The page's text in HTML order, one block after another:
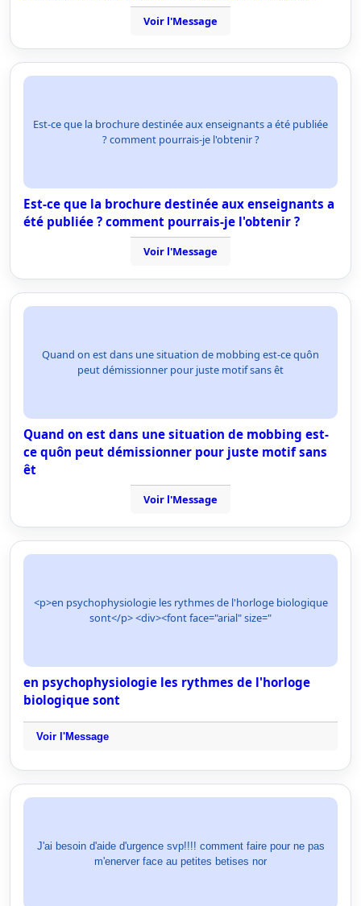
Voir l'Message
Est-ce que la brochure destinée aux enseignants a été publiée
? comment pourrais-je l'obtenir ?
Est-ce que la brochure destinée aux enseignants a
été publiée ? comment pourrais-je l'obtenir ?
Voir l'Message
Quand on est dans une situation de mobbing est-ce quôn
peut démissionner pour juste motif sans êt
Quand on est dans une situation de mobbing est-
ce quôn peut démissionner pour juste motif sans
êt
Voir l'Message
<p>en psychophysiologie les rythmes de l'horloge biologique
sont</p> <div><font face="arial" size="
en psychophysiologie les rythmes de l'horloge
biologique sont
Voir l'Message
J'ai besoin d'aide d'urgence svp!!!! comment faire pour ne pas
m'enerver face au petites betises nor